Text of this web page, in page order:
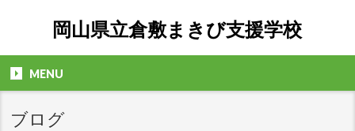
岡山県立倉敷まきび支援学校
MENU
ブログ